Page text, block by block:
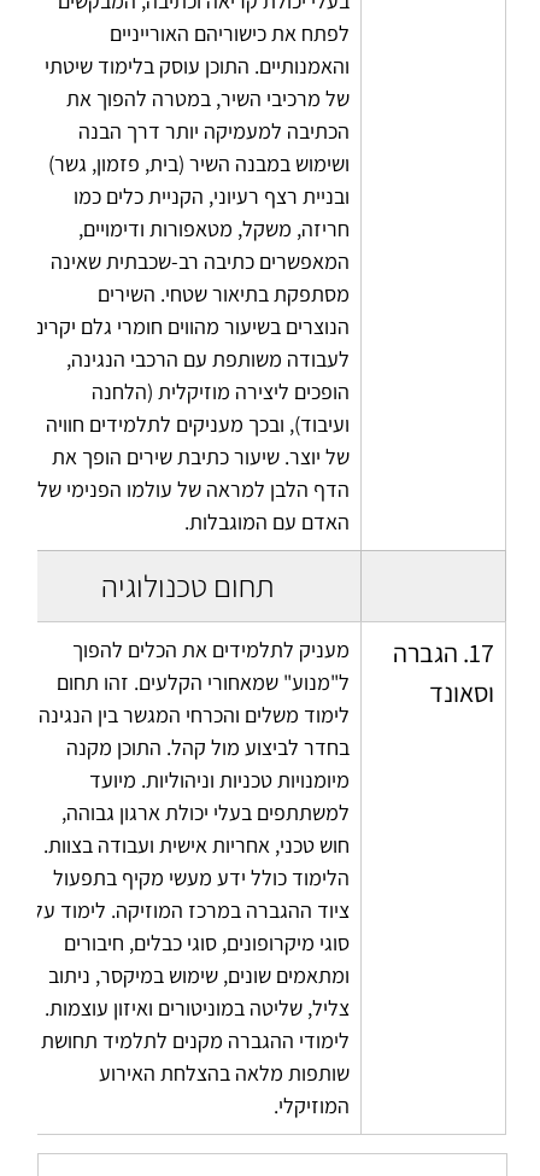
לפתח את כישוריהם האורייניים
והאמנותיים. התוכן עוסק בלימוד שיטתי
של מרכיבי השיר, במטרה להפוך את
הכתיבה למעמיקה יותר דרך הבנה
ושימוש במבנה השיר (בית, פזמון, גשר)
ובניית רצף רעיוני, הקניית כלים כמו
חריזה, משקל, מטאפורות ודימויים,
המאפשרים כתיבה רב-שכבתית שאינה
מסתפקת בתיאור שטחי. השירים
הנוצרים בשיעור מהווים חומרי גלם יקרים
לעבודה משותפת עם הרכבי הנגינה,
הופכים ליצירה מוזיקלית (הלחנה
ועיבוד), ובכך מעניקים לתלמידים חוויה
של יוצר. שיעור כתיבת שירים הופך את
הדף הלבן למראה של עולמו הפנימי של
האדם עם המוגבלות.
תחום טכנולוגיה
17. הגברה
וסאונד
מעניק לתלמידים את הכלים להפוך
ל"מנוע" שמאחורי הקלעים. זהו תחום
לימוד משלים והכרחי המגשר בין הנגינה
בחדר לביצוע מול קהל. התוכן מקנה
מיומנויות טכניות וניהוליות. מיועד
למשתתפים בעלי יכולת ארגון גבוהה,
חוש טכני, אחריות אישית ועבודה בצוות.
הלימוד כולל ידע מעשי מקיף בתפעול
ציוד ההגברה במרכז המוזיקה. לימוד על
סוגי מיקרופונים, סוגי כבלים, חיבורים
ומתאמים שונים, שימוש במיקסר, ניתוב
צליל, שליטה במוניטורים ואיזון עוצמות.
לימודי ההגברה מקנים לתלמיד תחושת
שותפות מלאה בהצלחת האירוע
המוזיקלי.